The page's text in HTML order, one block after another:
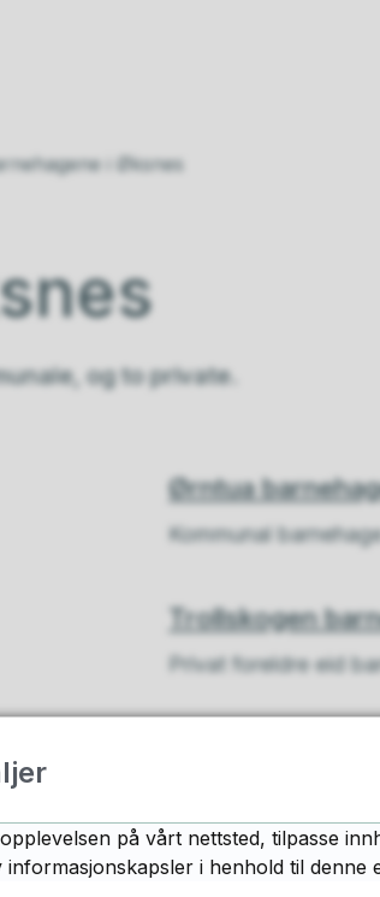
i Øksnes
og to private.
Ørntua
Kommunal
Trollskogen
Privat foreldre eid
du det du lette etter?
Ja Nei
på vårt nettsted, tilpasse
i henhold til denne